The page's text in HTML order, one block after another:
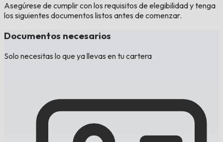
Asegúrese de cumplir con los requisitos de elegibilidad y tenga
los siguientes documentos listos antes de comenzar.
Documentos necesarios
Solo necesitas lo que ya llevas en tu cartera